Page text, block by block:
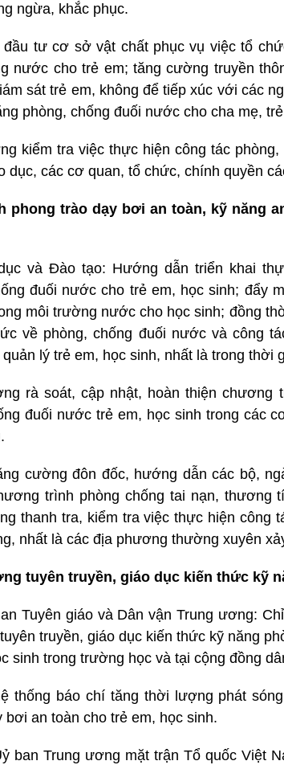
ngừa, khắc phục.
đầu tư cơ sở vật chất phục vụ việc tổ
nước cho trẻ em; tăng cường truyền
sát trẻ em, không để tiếp xúc với các
phòng, chống đuối nước cho cha mẹ,
kiểm tra việc thực hiện công tác
dục, các cơ quan, tổ chức, chính quyền
phong trào dạy bơi an toàn, kỹ năng
và Đào tạo: Hướng dẫn triển khai
đuối nước cho trẻ em, học sinh; đẩy
môi trường nước cho học sinh; đồng
về phòng, chống đuối nước và công
lý trẻ em, học sinh, nhất là trong thời
rà soát, cập nhật, hoàn thiện
đuối nước trẻ em, học sinh trong các
cường đôn đốc, hướng dẫn các bộ,
trình phòng chống tai nạn, thương
thanh tra, kiểm tra việc thực hiện công
nhất là các địa phương thường xuyên
tuyên truyền, giáo dục kiến thức kỹ
Tuyên giáo và Dân vận Trung ương:
truyền, giáo dục kiến thức kỹ năng
sinh trong trường học và tại cộng đồng
thống báo chí tăng thời lượng phát
bơi an toàn cho trẻ em, học sinh.
ban Trung ương mặt trận Tổ quốc Việt